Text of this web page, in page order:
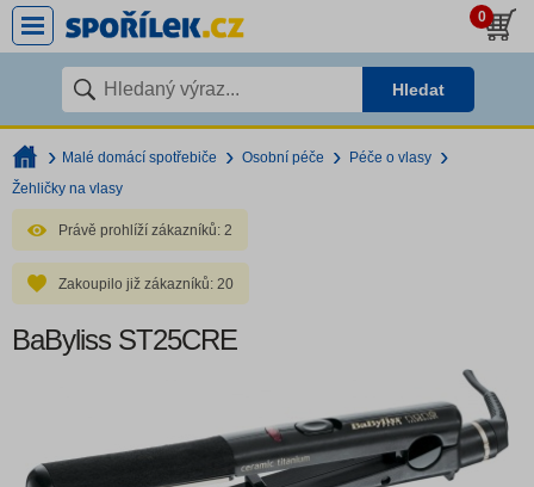
0
Hledat
Malé domácí spotřebiče Osobní péče
Péče o vlasy
Žehličky na vlasy
Právě prohlíží zákazníků: 2
Zakoupilo již zákazníků: 20
BaByliss ST25CRE